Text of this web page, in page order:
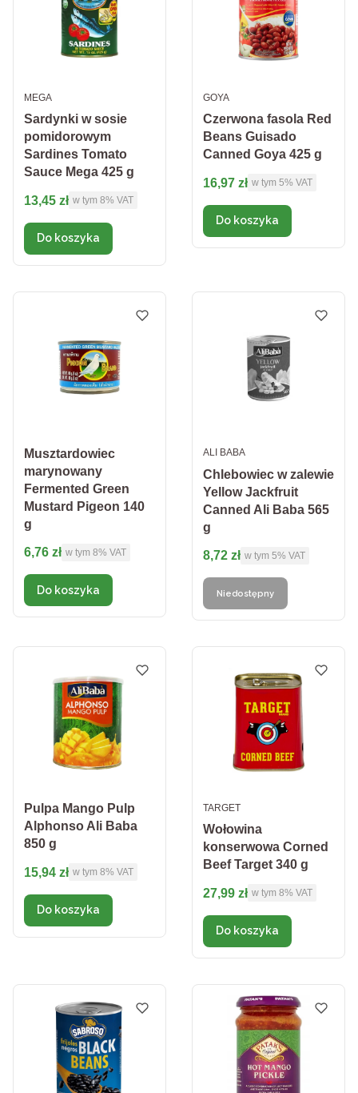
Sardynki w sosie
pomidorowym
Sardines Tomato
Sauce Mega 425 g
PRODUCENT
MEGA
Cena brutto
13,45 zł w tym %s VAT
w tym 8% VAT
Do koszyka
Czerwona fasola Red
Beans Guisado
Canned Goya 425 g
PRODUCENT
GOYA
Cena brutto
16,97 zł w tym %s VAT
w tym 5% VAT
Do koszyka
Musztardowiec
marynowany
Fermented Green
Mustard Pigeon 140
g
Cena brutto
6,76 zł w tym %s VAT
w tym 8% VAT
Do koszyka
Chlebowiec w zalewie
Yellow Jackfruit
Canned Ali Baba 565
g
PRODUCENT
ALI BABA
Cena brutto
8,72 zł w tym %s VAT
w tym 5% VAT
Niedostępny
Pulpa Mango Pulp
Alphonso Ali Baba
850 g
Cena brutto
15,94 zł w tym %s VAT
w tym 8% VAT
Do koszyka
Wołowina
konserwowa Corned
Beef Target 340 g
PRODUCENT
TARGET
Cena brutto
27,99 zł w tym %s VAT
w tym 8% VAT
Do koszyka